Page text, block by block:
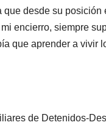
desde su
encierro, siempre
que aprender a vivir
de Detenidos-